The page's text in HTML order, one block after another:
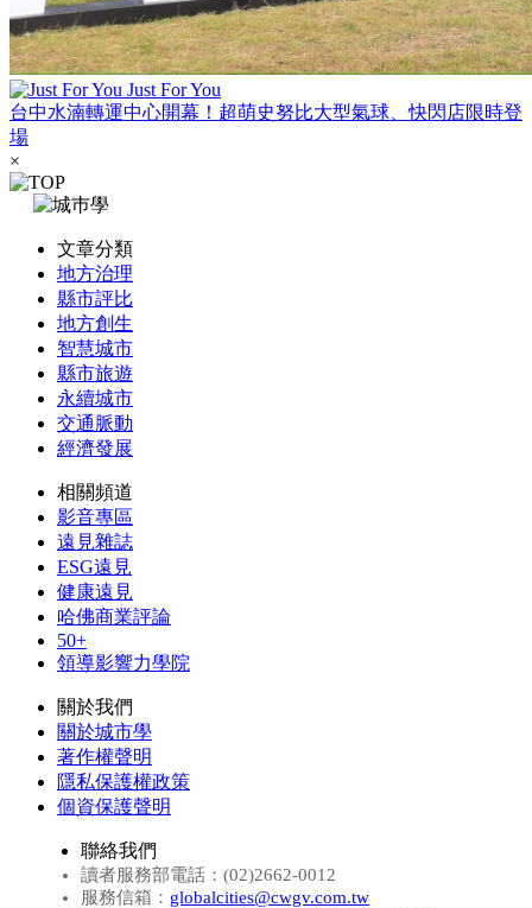
Just For You
台中水湳轉運中心開幕！超萌史努比大型氣球、快閃店限時登
場
×
文章分類
地方治理
縣市評比
地方創生
智慧城市
縣市旅遊
永續城市
交通脈動
經濟發展
相關頻道
影音專區
遠見雜誌
ESG遠見
健康遠見
哈佛商業評論
50+
領導影響力學院
關於我們
關於城市學
著作權聲明
隱私保護權政策
個資保護聲明
聯絡我們
讀者服務部電話：(02)2662-0012
服務信箱： globalcities@cwgv.com.tw